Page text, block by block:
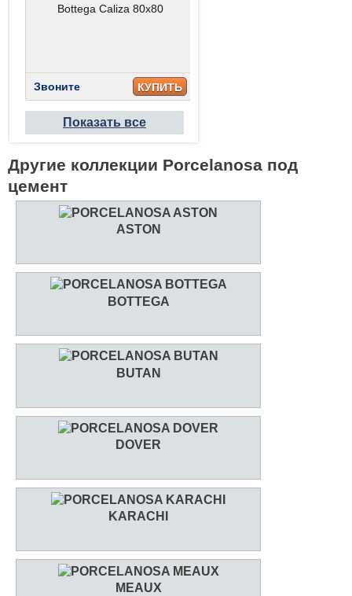
Bottega Caliza 80x80
Звоните КУПИТЬ
Показать все
Другие коллекции Porcelanosa под
цемент
ASTON
BOTTEGA
BUTAN
DOVER
KARACHI
MEAUX